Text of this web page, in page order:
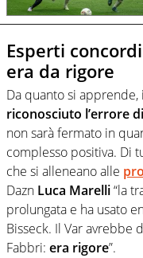
Esperti
era da rigore
Da quanto si apprende, i
riconosciuto l’errore
non sarà fermato in
complesso positiva. Di
che si alleneano alle
Dazn Luca Marelli“la
prolungata e ha usato
Bisseck. Il Var avrebbe
Fabbri: era rigore”.